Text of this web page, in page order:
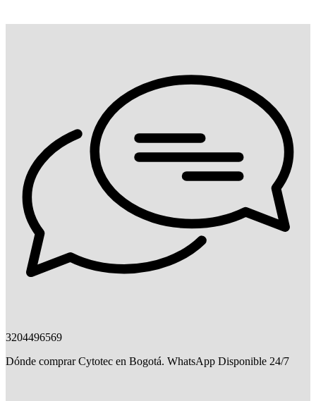
3204496569
Dónde comprar Cytotec en Bogotá. WhatsApp Disponible 24/7